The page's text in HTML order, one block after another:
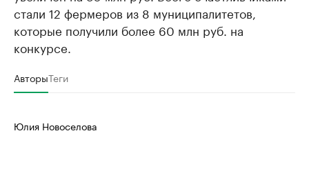
стали 12 фермеров из 8 муниципалитетов,
которые получили более 60 млн руб. на
конкурсе.
АвторыТеги
Юлия Новоселова